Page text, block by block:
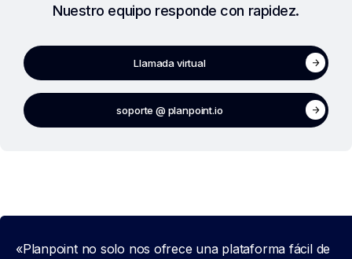
Nuestro equipo responde con rapidez.
Llamada virtual
soporte @ planpoint.io
«Planpoint no solo nos ofrece una plataforma fácil de